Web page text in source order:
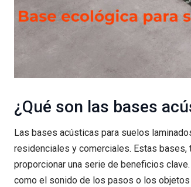
¿Qué son las bases
Las bases acústicas para suelos
residenciales y comerciales. Estas bases,
proporcionar una serie de beneficios
como el sonido de los pasos o los objetos